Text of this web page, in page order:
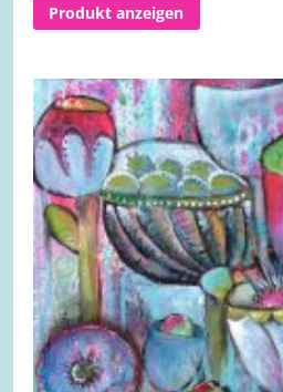
Produkt anzeigen